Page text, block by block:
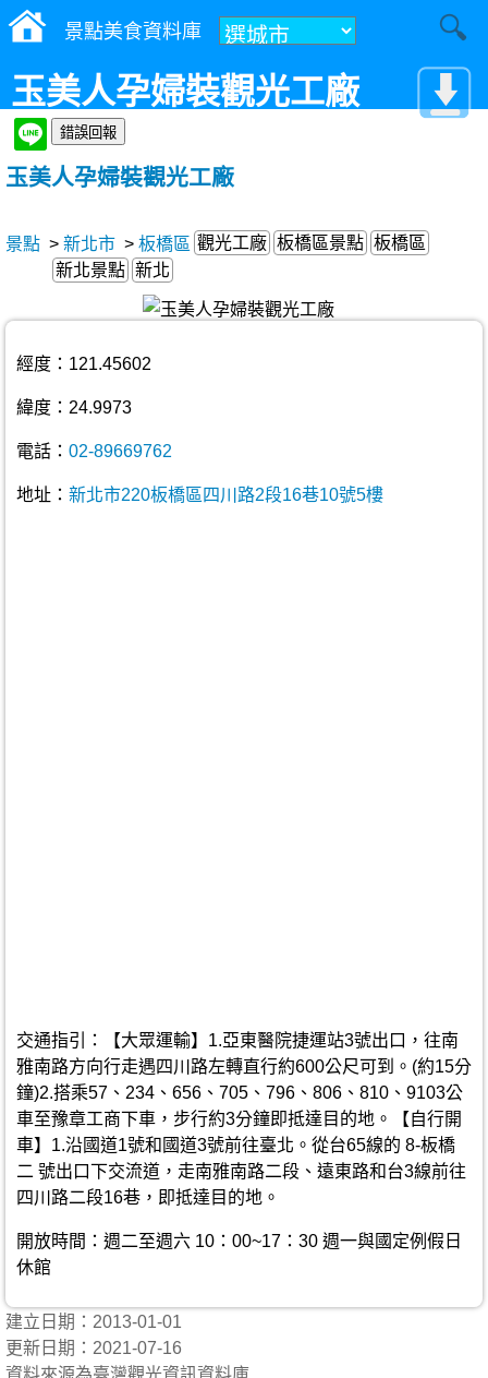
景點美食資料庫
玉美人孕婦裝觀光工廠
玉美人孕婦裝觀光工廠
景點 > 新北市 > 板橋區 觀光工廠 板橋區景點 板橋區
新北景點 新北
經度：121.45602
緯度：24.9973
電話： 02-89669762
地址： 新北市220板橋區四川路2段16巷10號5樓
交通指引：【大眾運輸】1.亞東醫院捷運站3號出口，往南
雅南路方向行走遇四川路左轉直行約600公尺可到。(約15分
鐘)2.搭乘57、234、656、705、796、806、810、9103公
車至豫章工商下車，步行約3分鐘即抵達目的地。【自行開
車】1.沿國道1號和國道3號前往臺北。從台65線的 8-板橋
二 號出口下交流道，走南雅南路二段、遠東路和台3線前往
四川路二段16巷，即抵達目的地。
開放時間：週二至週六 10：00~17：30 週一與國定例假日
休館
建立日期：2013-01-01
更新日期：2021-07-16
資料來源為臺灣觀光資訊資料庫